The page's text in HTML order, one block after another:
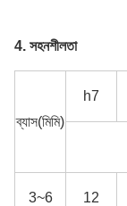
4. সহনশীলতা
ব্যাস(মিমি)
h7
3~6 12